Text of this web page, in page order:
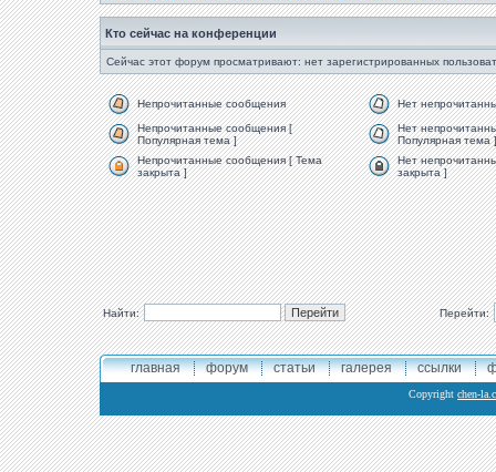
Кто сейчас на конференции
Сейчас этот форум просматривают: нет зарегистрированных
Непрочитанные сообщения
Нет
Непрочитанные сообщения [
Популярная тема ]
Нет
Популярная тема ]
Непрочитанные сообщения [ Тема
закрыта ]
Нет
закрыта ]
Найти: Перейти:
главная форум статьи галерея ссылки
Copyright chen-